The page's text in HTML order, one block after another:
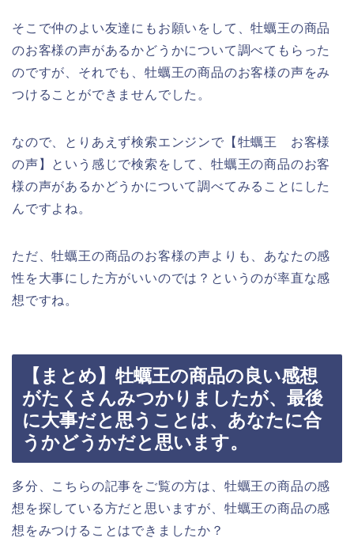
そこで仲のよい友達にもお願いをして、牡蠣王の商品
のお客様の声があるかどうかについて調べてもらった
のですが、それでも、牡蠣王の商品のお客様の声をみ
つけることができませんでした。
なので、とりあえず検索エンジンで【牡蠣王 お客様
の声】という感じで検索をして、牡蠣王の商品のお客
様の声があるかどうかについて調べてみることにした
んですよね。
ただ、牡蠣王の商品のお客様の声よりも、あなたの感
性を大事にした方がいいのでは？というのが率直な感
想ですね。
【まとめ】牡蠣王の商品の良い感想
がたくさんみつかりましたが、最後
に大事だと思うことは、あなたに合
うかどうかだと思います。
多分、こちらの記事をご覧の方は、牡蠣王の商品の感
想を探している方だと思いますが、牡蠣王の商品の感
想をみつけることはできましたか？